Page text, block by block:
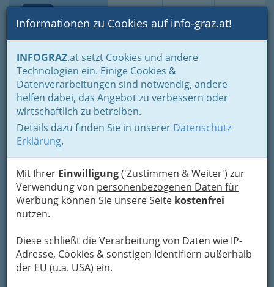
Suche Login Toggle
Informationen zu Cookies auf info-graz.at!
INFOGRAZ.at setzt Cookies und andere
Technologien ein. Einige Cookies &
Datenverarbeitungen sind notwendig, andere
helfen dabei, das Angebot zu verbessern oder
wirtschaftlich zu betreiben.
Details dazu finden Sie in unserer Datenschutz
Erklärung.
Mit Ihrer Einwilligung('Zustimmen & Weiter') zur
Verwendung von personenbezogenen Daten für
Werbung können Sie unsere Seite kostenfrei
nutzen.
Diese schließt die Verarbeitung von Daten wie IP-
Adresse, Cookies & sonstigen Identifiern außerhalb
der EU (u.a. USA) ein.
Home Branchen
Einkaufen & Schenken - der Handel
Der Handel nach WKO-Gliederung
Lederwaren- u. Spielwaren- & Sportartikelhandel
Fahrradhandel - Fahrradhändler und Fahrradhändlerin
Fahrradhandel -
Fahrradhändler und
Fahrradhändlerin
Bezirksauswahl
1
Bauer´s E-Bike GmbH
Puntigamer Straße 124, 8055 Graz